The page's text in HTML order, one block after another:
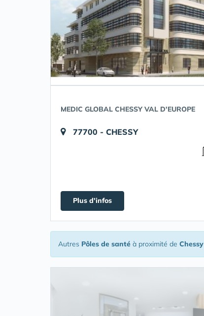
MEDIC GLOBAL CHESSY VAL D'EUROPE
77700 - CHESSY
Plus d'infos
Autres Pôles de santé à proximité de Chessy